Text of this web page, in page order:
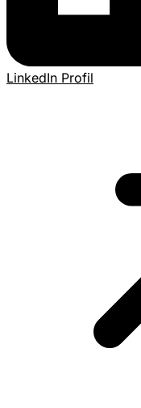
LinkedIn Profil